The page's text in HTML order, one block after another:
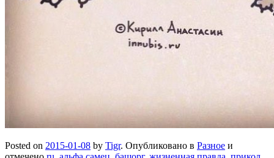
Posted on 2015-01-08 by Tigr. Опубликовано в Разное и